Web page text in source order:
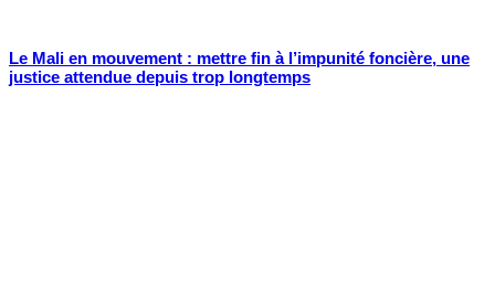
Le Mali en mouvement : mettre fin à l’impunité foncière, une
justice attendue depuis trop longtemps